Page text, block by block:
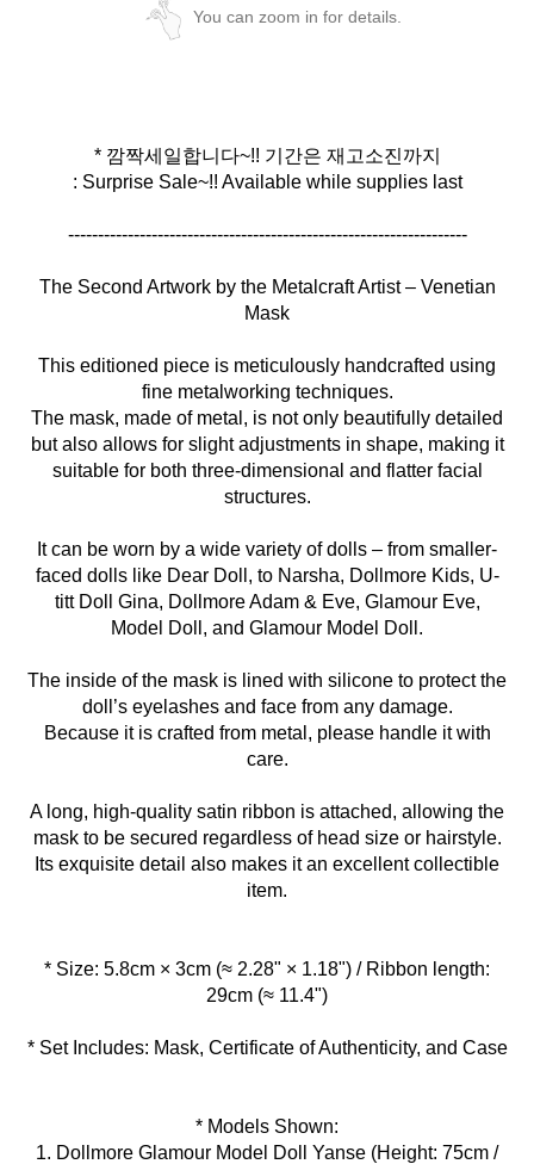
You can zoom in for details.
* 깜짝세일합니다~!! 기간은 재고소진까지
: Surprise Sale~!! Available while supplies last
-------------------------------------------------------------------
The Second Artwork by the Metalcraft Artist – Venetian
Mask
This editioned piece is meticulously handcrafted using
fine metalworking techniques.
The mask, made of metal, is not only beautifully detailed
but also allows for slight adjustments in shape, making it
suitable for both three-dimensional and flatter facial
structures.
It can be worn by a wide variety of dolls – from smaller-
faced dolls like Dear Doll, to Narsha, Dollmore Kids, U-
titt Doll Gina, Dollmore Adam & Eve, Glamour Eve,
Model Doll, and Glamour Model Doll.
The inside of the mask is lined with silicone to protect the
doll’s eyelashes and face from any damage.
Because it is crafted from metal, please handle it with
care.
A long, high-quality satin ribbon is attached, allowing the
mask to be secured regardless of head size or hairstyle.
Its exquisite detail also makes it an excellent collectible
item.
* Size: 5.8cm × 3cm (≈ 2.28" × 1.18") / Ribbon length:
* Set Includes: Mask, Certificate of Authenticity, and Case
* Models Shown:
1. Dollmore Glamour Model Doll Yanse (Height: 75cm /